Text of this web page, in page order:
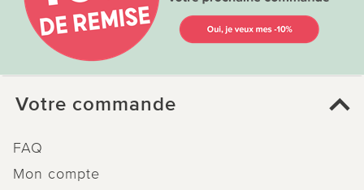
Votre commande
FAQ
Mon compte